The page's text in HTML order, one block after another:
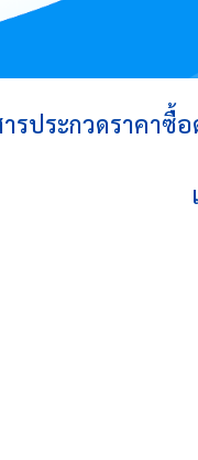
รประกวดราคาซื้